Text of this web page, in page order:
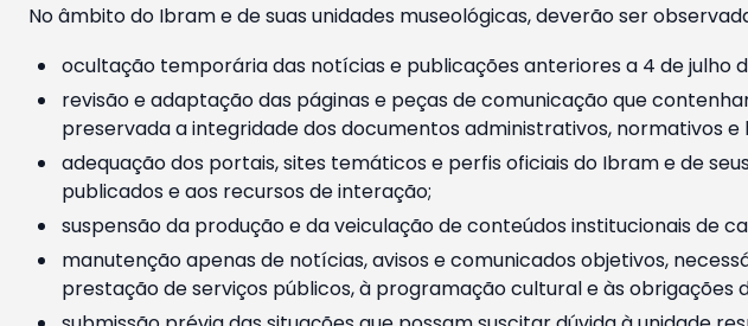
No âmbito do Ibram e de suas unidades museológicas, deverão ser
ocultação temporária das notícias e publicações anteriores a 4 de
revisão e adaptação das páginas e peças de comunicação que
preservada a integridade dos documentos administrativos, normativos e
adequação dos portais, sites temáticos e perfis oficiais do Ibram e de
publicados e aos recursos de interação;
suspensão da produção e da veiculação de conteúdos institucionais de
manutenção apenas de notícias, avisos e comunicados objetivos,
prestação de serviços públicos, à programação cultural e às obrigações